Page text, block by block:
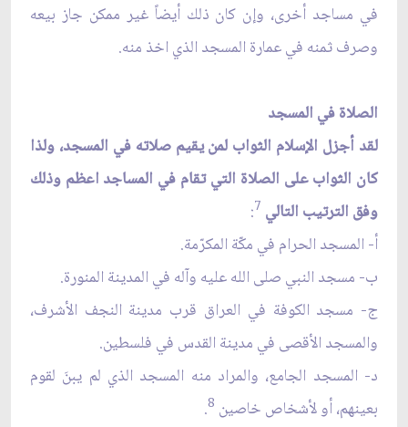
في مساجد أخرى، وإن كان ذلك أيضاً غير ممكن جاز بيعه
وصرف ثمنه في عمارة المسجد الذي اخذ منه.
الصلاة في المسجد
لقد أجزل الإسلام الثواب لمن يقيم صلاته في المسجد، ولذا
كان الثواب على الصلاة التي تقام في المساجد اعظم وذلك
وفق الترتيب التالي 7
:
أ- المسجد الحرام في مكّة المكرّمة.
ب- مسجد النبي صلى الله عليه وآله في المدينة المنورة.
ج- مسجد الكوفة في العراق قرب مدينة النجف الأشرف،
والمسجد الأقصى في مدينة القدس في فلسطين.
د- المسجد الجامع، والمراد منه المسجد الذي لم يبنَ لقوم
بعينهم، أو لأشخاص خاصين 8
.